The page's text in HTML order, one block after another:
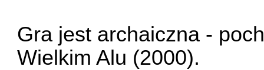
Gra jest archaiczna -
Wielkim Alu (2000).